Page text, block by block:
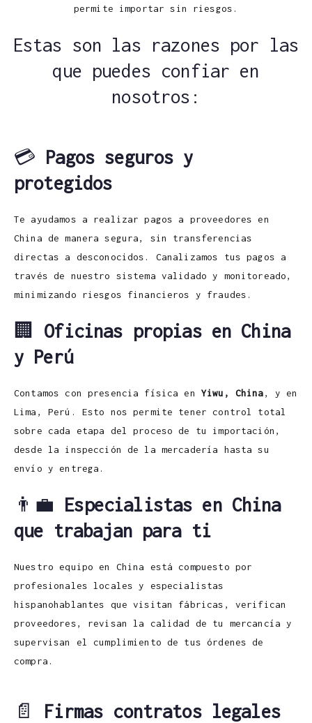
permite importar sin riesgos.
Estas son las razones por las
que puedes confiar en
nosotros:
💳 Pagos seguros y
protegidos
Te ayudamos a realizar pagos a proveedores en
China de manera segura, sin transferencias
directas a desconocidos. Canalizamos tus pagos a
través de nuestro sistema validado y monitoreado,
minimizando riesgos financieros y fraudes.
🏢 Oficinas propias en China
y Perú
Contamos con presencia física en Yiwu, China, y en
Lima, Perú. Esto nos permite tener control total
sobre cada etapa del proceso de tu importación,
desde la inspección de la mercadería hasta su
envío y entrega.
👨‍💼 Especialistas en China
que trabajan para ti
Nuestro equipo en China está compuesto por
profesionales locales y especialistas
hispanohablantes que visitan fábricas, verifican
proveedores, revisan la calidad de tu mercancía y
supervisan el cumplimiento de tus órdenes de
compra.
📄 Firmas contratos legales